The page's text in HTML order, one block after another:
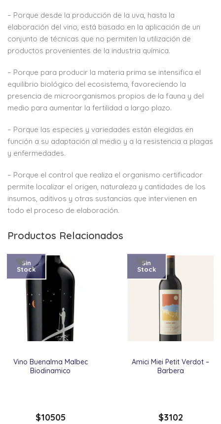
– Porque desde la producción de la uva, hasta la
elaboración del vino, está basado en la aplicación de un
conjunto de técnicas que no permiten la utilización de
productos provenientes de la industria química.
– Porque para producir la materia prima se intensifica el
equilibrio biológico del ecosistema, favoreciendo la
presencia de microorganismos propios de la fauna y del
medio para aumentar la fertilidad a largo plazo.
– Porque las especies y variedades están elegidas en
función a su adaptación al medio y a la resistencia a plagas
y enfermedades.
– Porque el control que realiza el organismo certificador
permite localizar el origen, naturaleza y cantidades de los
insumos, aditivos y otras sustancias que intervienen en
todo el proceso de elaboración.
Productos Relacionados
Vino Buenalma Malbec
Biodinamico
Sin
Stock
$10505
Amici Miei Petit Verdot –
Barbera
Sin
Stock
$3102